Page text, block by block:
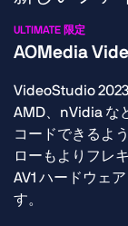
ULTIMATE 限定
AOMedia
VideoStudio
AMD、nVidia な
コードできるよ
ローもよりフレ
AV1 ハードウェ
す。